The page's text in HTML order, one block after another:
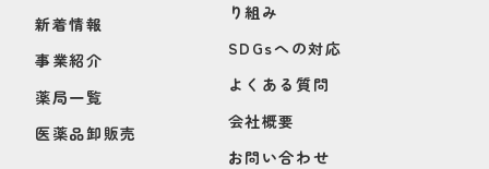
新着情報
事業紹介
薬局一覧
医薬品卸販売
り組み
SDGsへの対応
よくある質問
会社概要
お問い合わせ